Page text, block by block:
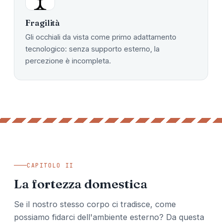
Fragilità
Gli occhiali da vista come primo adattamento
tecnologico: senza supporto esterno, la
percezione è incompleta.
CAPITOLO II
La fortezza domestica
Se il nostro stesso corpo ci tradisce, come
possiamo fidarci dell'ambiente esterno? Da questa